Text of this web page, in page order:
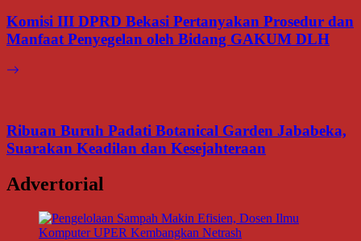
Komisi III DPRD Bekasi Pertanyakan Prosedur dan
Manfaat Penyegelan oleh Bidang GAKUM DLH
Ribuan Buruh Padati Botanical Garden Jababeka,
Suarakan Keadilan dan Kesejahteraan
Advertorial